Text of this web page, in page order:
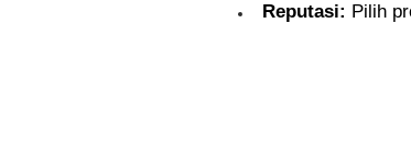
Reputasi: Pilih